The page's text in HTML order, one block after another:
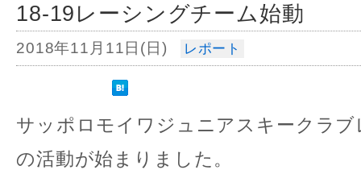
18-19レーシングチーム始動
2018年11月11日(日) レポート
サッポロモイワジュニアスキークラ
の活動が始まりました。